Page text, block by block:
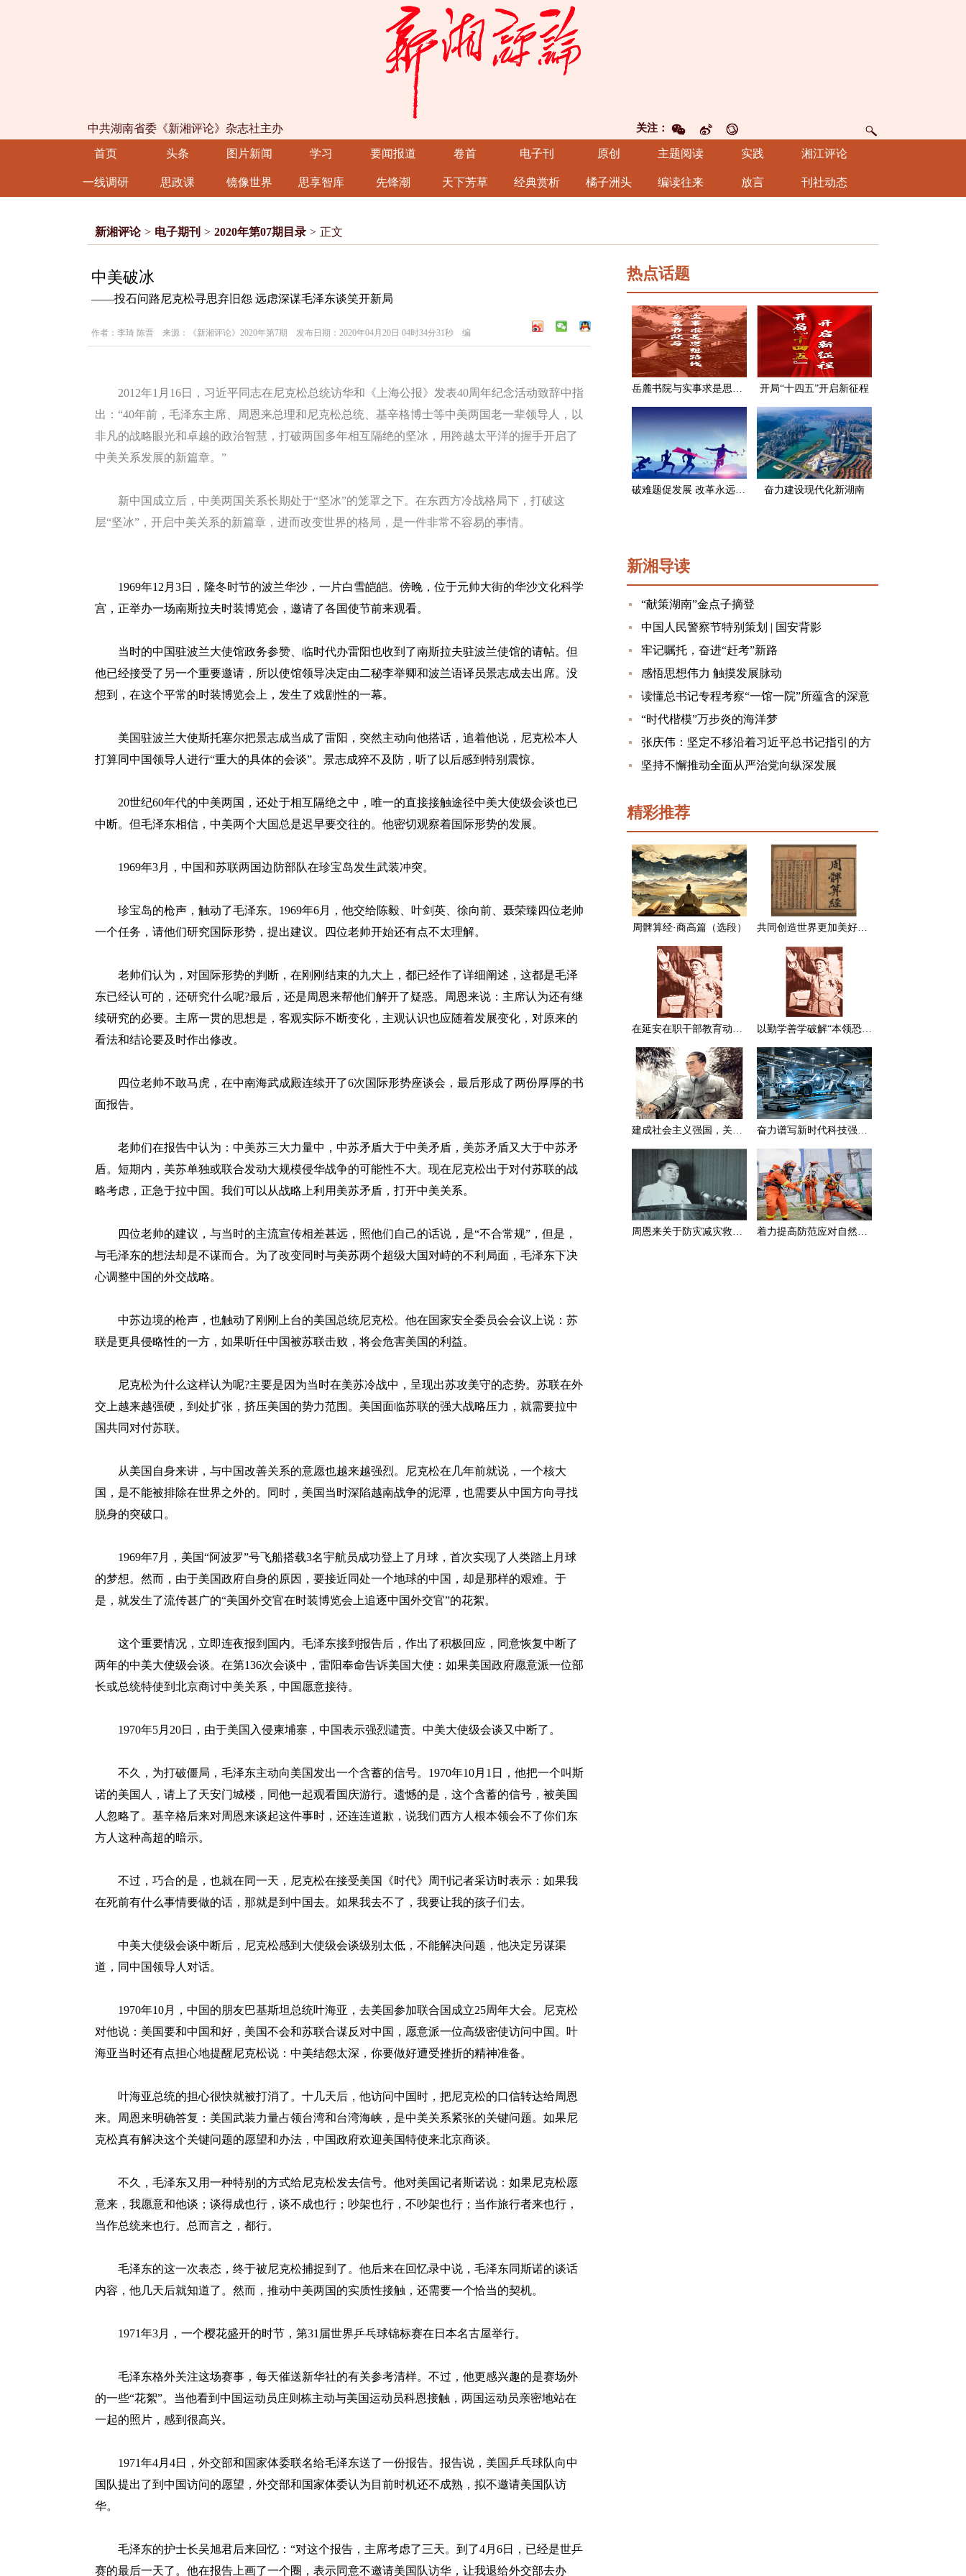
关注：
中共湖南省委《新湘评论》杂志社主办
首页 头条 图片新闻 学习 要闻报道 卷首 电子刊 原创 主题阅读 实践 湘江评论
一线调研 思政课 镜像世界 思享智库 先锋潮 天下芳草 经典赏析 橘子洲头 编读往来 放言 刊社动态
新湘评论 > 电子期刊 > 2020年第07期目录 > 正文
中美破冰
——投石问路尼克松寻思弃旧怨 远虑深谋毛泽东谈笑开新局
作者：李琦 陈晋 来源：《新湘评论》2020年第7期 发布日期：2020年04月20日 04时34分31秒 编
2012年1月16日，习近平同志在尼克松总统访华和《上海公报》发表40周年纪念活动致辞中指
出：“40年前，毛泽东主席、周恩来总理和尼克松总统、基辛格博士等中美两国老一辈领导人，以
非凡的战略眼光和卓越的政治智慧，打破两国多年相互隔绝的坚冰，用跨越太平洋的握手开启了
中美关系发展的新篇章。”
新中国成立后，中美两国关系长期处于“坚冰”的笼罩之下。在东西方冷战格局下，打破这
层“坚冰”，开启中美关系的新篇章，进而改变世界的格局，是一件非常不容易的事情。
1969年12月3日，隆冬时节的波兰华沙，一片白雪皑皑。傍晚，位于元帅大街的华沙文化科学
宫，正举办一场南斯拉夫时装博览会，邀请了各国使节前来观看。
当时的中国驻波兰大使馆政务参赞、临时代办雷阳也收到了南斯拉夫驻波兰使馆的请帖。但
他已经接受了另一个重要邀请，所以使馆领导决定由二秘李举卿和波兰语译员景志成去出席。没
想到，在这个平常的时装博览会上，发生了戏剧性的一幕。
美国驻波兰大使斯托塞尔把景志成当成了雷阳，突然主动向他搭话，追着他说，尼克松本人
打算同中国领导人进行“重大的具体的会谈”。景志成猝不及防，听了以后感到特别震惊。
20世纪60年代的中美两国，还处于相互隔绝之中，唯一的直接接触途径中美大使级会谈也已
中断。但毛泽东相信，中美两个大国总是迟早要交往的。他密切观察着国际形势的发展。
1969年3月，中国和苏联两国边防部队在珍宝岛发生武装冲突。
珍宝岛的枪声，触动了毛泽东。1969年6月，他交给陈毅、叶剑英、徐向前、聂荣臻四位老帅
一个任务，请他们研究国际形势，提出建议。四位老帅开始还有点不太理解。
老帅们认为，对国际形势的判断，在刚刚结束的九大上，都已经作了详细阐述，这都是毛泽
东已经认可的，还研究什么呢?最后，还是周恩来帮他们解开了疑惑。周恩来说：主席认为还有继
续研究的必要。主席一贯的思想是，客观实际不断变化，主观认识也应随着发展变化，对原来的
看法和结论要及时作出修改。
四位老帅不敢马虎，在中南海武成殿连续开了6次国际形势座谈会，最后形成了两份厚厚的书
面报告。
老帅们在报告中认为：中美苏三大力量中，中苏矛盾大于中美矛盾，美苏矛盾又大于中苏矛
盾。短期内，美苏单独或联合发动大规模侵华战争的可能性不大。现在尼克松出于对付苏联的战
略考虑，正急于拉中国。我们可以从战略上利用美苏矛盾，打开中美关系。
四位老帅的建议，与当时的主流宣传相差甚远，照他们自己的话说，是“不合常规”，但是，
与毛泽东的想法却是不谋而合。为了改变同时与美苏两个超级大国对峙的不利局面，毛泽东下决
心调整中国的外交战略。
中苏边境的枪声，也触动了刚刚上台的美国总统尼克松。他在国家安全委员会会议上说：苏
联是更具侵略性的一方，如果听任中国被苏联击败，将会危害美国的利益。
尼克松为什么这样认为呢?主要是因为当时在美苏冷战中，呈现出苏攻美守的态势。苏联在外
交上越来越强硬，到处扩张，挤压美国的势力范围。美国面临苏联的强大战略压力，就需要拉中
国共同对付苏联。
从美国自身来讲，与中国改善关系的意愿也越来越强烈。尼克松在几年前就说，一个核大
国，是不能被排除在世界之外的。同时，美国当时深陷越南战争的泥潭，也需要从中国方向寻找
脱身的突破口。
1969年7月，美国“阿波罗”号飞船搭载3名宇航员成功登上了月球，首次实现了人类踏上月球
的梦想。然而，由于美国政府自身的原因，要接近同处一个地球的中国，却是那样的艰难。于
是，就发生了流传甚广的“美国外交官在时装博览会上追逐中国外交官”的花絮。
这个重要情况，立即连夜报到国内。毛泽东接到报告后，作出了积极回应，同意恢复中断了
两年的中美大使级会谈。在第136次会谈中，雷阳奉命告诉美国大使：如果美国政府愿意派一位部
长或总统特使到北京商讨中美关系，中国愿意接待。
1970年5月20日，由于美国入侵柬埔寨，中国表示强烈谴责。中美大使级会谈又中断了。
不久，为打破僵局，毛泽东主动向美国发出一个含蓄的信号。1970年10月1日，他把一个叫斯
诺的美国人，请上了天安门城楼，同他一起观看国庆游行。遗憾的是，这个含蓄的信号，被美国
人忽略了。基辛格后来对周恩来谈起这件事时，还连连道歉，说我们西方人根本领会不了你们东
方人这种高超的暗示。
不过，巧合的是，也就在同一天，尼克松在接受美国《时代》周刊记者采访时表示：如果我
在死前有什么事情要做的话，那就是到中国去。如果我去不了，我要让我的孩子们去。
中美大使级会谈中断后，尼克松感到大使级会谈级别太低，不能解决问题，他决定另谋渠
道，同中国领导人对话。
1970年10月，中国的朋友巴基斯坦总统叶海亚，去美国参加联合国成立25周年大会。尼克松
对他说：美国要和中国和好，美国不会和苏联合谋反对中国，愿意派一位高级密使访问中国。叶
海亚当时还有点担心地提醒尼克松说：中美结怨太深，你要做好遭受挫折的精神准备。
叶海亚总统的担心很快就被打消了。十几天后，他访问中国时，把尼克松的口信转达给周恩
来。周恩来明确答复：美国武装力量占领台湾和台湾海峡，是中美关系紧张的关键问题。如果尼
克松真有解决这个关键问题的愿望和办法，中国政府欢迎美国特使来北京商谈。
不久，毛泽东又用一种特别的方式给尼克松发去信号。他对美国记者斯诺说：如果尼克松愿
意来，我愿意和他谈；谈得成也行，谈不成也行；吵架也行，不吵架也行；当作旅行者来也行，
当作总统来也行。总而言之，都行。
毛泽东的这一次表态，终于被尼克松捕捉到了。他后来在回忆录中说，毛泽东同斯诺的谈话
内容，他几天后就知道了。然而，推动中美两国的实质性接触，还需要一个恰当的契机。
1971年3月，一个樱花盛开的时节，第31届世界乒乓球锦标赛在日本名古屋举行。
毛泽东格外关注这场赛事，每天催送新华社的有关参考清样。不过，他更感兴趣的是赛场外
的一些“花絮”。当他看到中国运动员庄则栋主动与美国运动员科恩接触，两国运动员亲密地站在
一起的照片，感到很高兴。
1971年4月4日，外交部和国家体委联名给毛泽东送了一份报告。报告说，美国乒乓球队向中
国队提出了到中国访问的愿望，外交部和国家体委认为目前时机还不成熟，拟不邀请美国队访
华。
毛泽东的护士长吴旭君后来回忆：“对这个报告，主席考虑了三天。到了4月6日，已经是世乒
赛的最后一天了。他在报告上画了一个圈，表示同意不邀请美国队访华，让我退给外交部去办
热点话题
岳麓书院与实事求是思想路线 开局“十四五”开启新征程
破难题促发展 改革永远在路上 奋力建设现代化新湖南
新湘导读
“献策湖南”金点子摘登
中国人民警察节特别策划 | 国安背影
牢记嘱托，奋进“赶考”新路
感悟思想伟力 触摸发展脉动
读懂总书记专程考察“一馆一院”所蕴含的深意
“时代楷模”万步炎的海洋梦
张庆伟：坚定不移沿着习近平总书记指引的方
向前进 凝心聚力奋进新征程建功新时代谱写新
坚持不懈推动全面从严治党向纵深发展
精彩推荐
周髀算经·商高篇（选段） 共同创造世界更加美好的未来
在延安在职干部教育动员大会上的讲话（节选） 以勤学善学破解“本领恐慌”
建成社会主义强国，关键在于实现科学技术现代化 奋力谱写新时代科技强国新篇章
周恩来关于防灾减灾救灾的一组论述 着力提高防范应对自然灾害能力